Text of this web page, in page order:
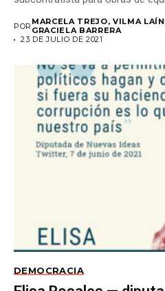
POR MARCELA TREJO, VILMA
GRACIELA BARRERA
23 DE JULIO DE 2021
DEMOCRACIA